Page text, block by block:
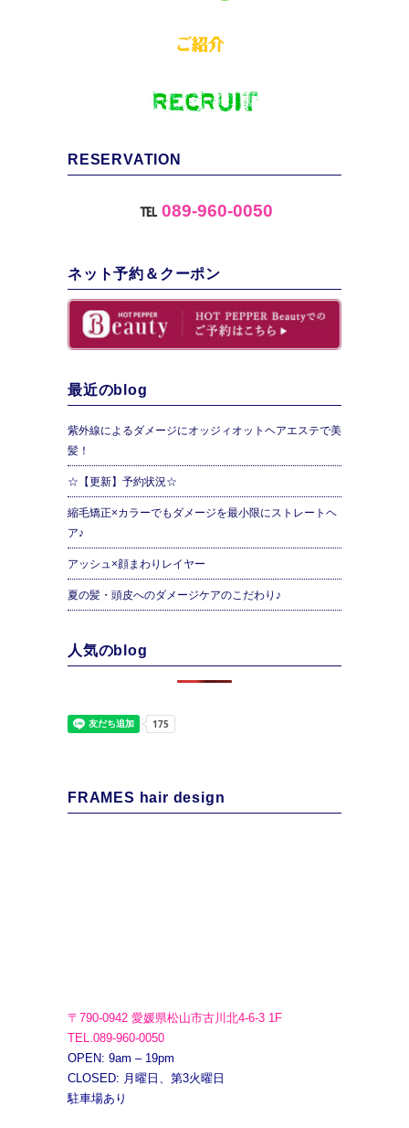
RESERVATION
℡ 089-960-0050
ネット予約＆クーポン
最近のblog
紫外線によるダメージにオッジィオットヘアエステで美
髪！
☆【更新】予約状況☆
縮毛矯正×カラーでもダメージを最小限にストレートヘ
ア♪
アッシュ×顔まわりレイヤー
夏の髪・頭皮へのダメージケアのこだわり♪
人気のblog
FRAMES hair design
〒790-0942 愛媛県松山市古川北4-6-3 1F
TEL.089-960-0050
OPEN: 9am – 19pm
CLOSED: 月曜日、第3火曜日
駐車場あり